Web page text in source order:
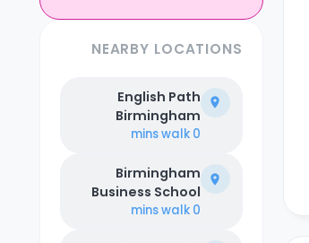
NEARBY LOCATIONS
English Path
Birmingham
0 mins
walk
Birmingham
Business School
0 mins
walk